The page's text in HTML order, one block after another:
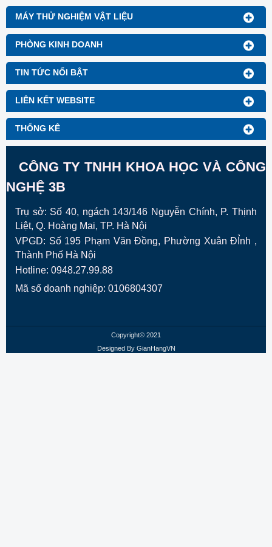
MÁY THỬ NGHIỆM VẬT LIỆU
PHÒNG KINH DOANH
TIN TỨC NỔI BẬT
LIÊN KẾT WEBSITE
THỐNG KÊ
vải khi nhuộm giống với
mẫu nhuộm Lapdip thì máy
nhuộm mô phỏng ra đời.
Máy nhuộm mẫu Jig mô
phỏng chức năng của máy
nhuộm Jigger thực tế, có
thể nhuộm như máy thực tế
CÔNG TY TNHH KHOA HỌC VÀ CÔNG
NGHỆ 3B
Trụ sở: Số 40, ngách 143/146 Nguyễn Chính, P. Thịnh
Liệt, Q. Hoàng Mai, TP. Hà Nội
VPGD: Số 195 Phạm Văn Đồng, Phường Xuân ĐỈnh ,
Thành Phố Hà Nội
Hotline: 0948.27.99.88
Mã số doanh nghiệp: 0106804307
Copyright© 2021
Designed By GianHangVN